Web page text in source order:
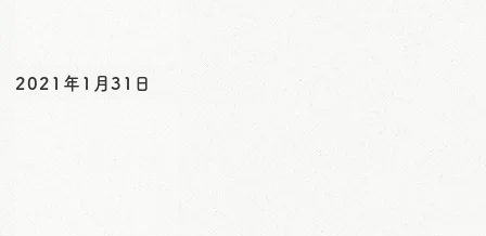
2021年1月31日